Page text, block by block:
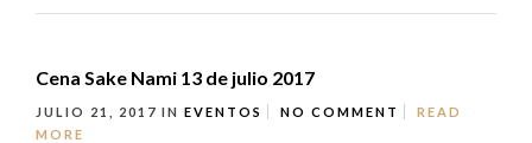
Cena Sake Nami 13 de julio 2017
JULIO 21, 2017 IN EVENTOS NO COMMENT
READ
MORE